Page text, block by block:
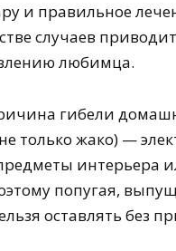
и правильное
случаев
любимца.
гибели
только жако) —
интерьера
попугая,
оставлять без